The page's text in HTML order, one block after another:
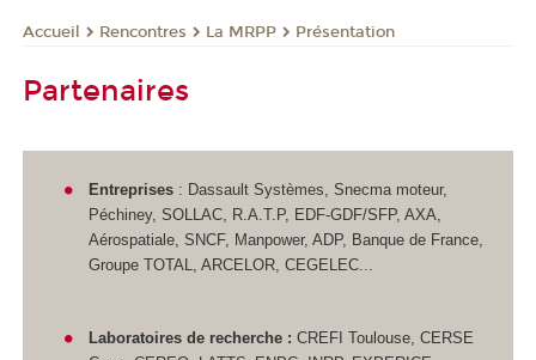
Accueil Rencontres La MRPP Présentation
Partenaires
Entreprises : Dassault Systèmes, Snecma moteur,
Péchiney, SOLLAC, R.A.T.P, EDF-GDF/SFP, AXA,
Aérospatiale, SNCF, Manpower, ADP, Banque de France,
Groupe TOTAL, ARCELOR, CEGELEC...
Laboratoires de recherche : CREFI Toulouse, CERSE